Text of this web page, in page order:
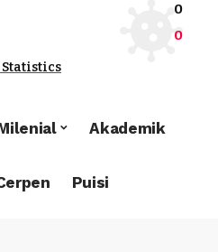
0
0
Statistics
Akademik
Puisi